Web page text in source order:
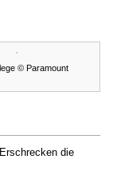
© Paramount
die